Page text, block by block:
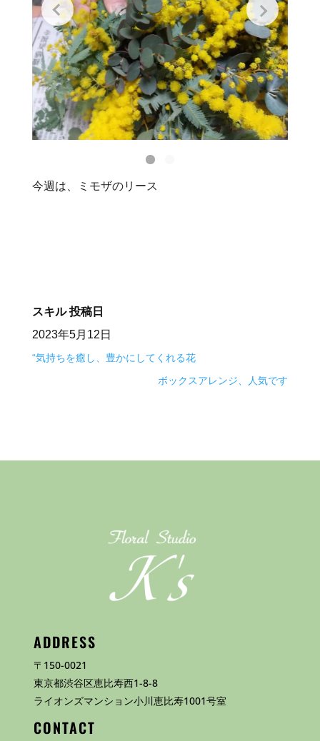
今週は、ミモザのリース
スキル 投稿日
2023年5月12日
“気持ちを癒し、豊かにしてくれる花
ボックスアレンジ、人気です
ADDRESS
〒150-0021
東京都渋谷区恵比寿西1-8-8
ライオンズマンション小川恵比寿1001号室
CONTACT